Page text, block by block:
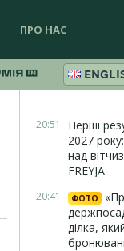
ПРО НАС
20:51
Перші
2027
над
FREYJA
20:41 ФОТО
ділка,